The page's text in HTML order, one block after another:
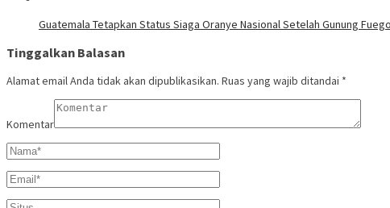
Guatemala Tetapkan Status Siaga Oranye Nasional Setelah Gunung
Tinggalkan Balasan
Alamat email Anda tidak akan dipublikasikan. Ruas yang wajib ditandai *
Komentar